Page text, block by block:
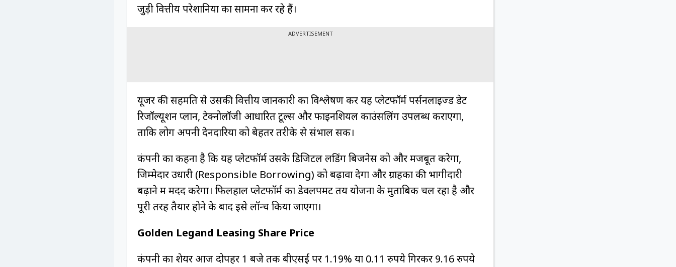
जुड़ी वित्तीय परेशानियों का सामना कर रहे हैं।
ADVERTISEMENT
यूजर की सहमति से उसकी वित्तीय जानकारी का विश्लेषण कर यह प्लेटफॉर्म पर्सनलाइज्ड डेट
रिजॉल्यूशन प्लान, टेक्नोलॉजी आधारित टूल्स और फाइनेंशियल काउंसलिंग उपलब्ध कराएगा,
ताकि लोग अपनी देनदारियों को बेहतर तरीके से संभाल सकें।
कंपनी का कहना है कि यह प्लेटफॉर्म उसके डिजिटल लेंडिंग बिजनेस को और मजबूत करेगा,
जिम्मेदार उधारी (Responsible Borrowing) को बढ़ावा देगा और ग्राहकों की भागीदारी
बढ़ाने में मदद करेगा। फिलहाल प्लेटफॉर्म का डेवलपमेंट तय योजना के मुताबिक चल रहा है और
पूरी तरह तैयार होने के बाद इसे लॉन्च किया जाएगा।
Golden Legand Leasing Share Price
कंपनी का शेयर आज दोपहर 1 बजे तक बीएसई पर 1.19% या 0.11 रुपये गिरकर 9.16 रुपये